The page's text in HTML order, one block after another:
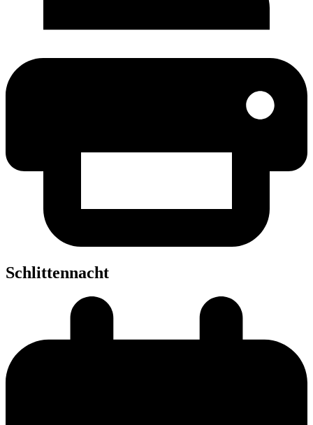
Schlit­ten­nacht